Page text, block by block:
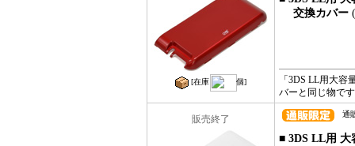
[在庫 個]
交換カバー
「3DS LL用大
バーと同じ物で
販売終了 通
■ 3DS LL用 大